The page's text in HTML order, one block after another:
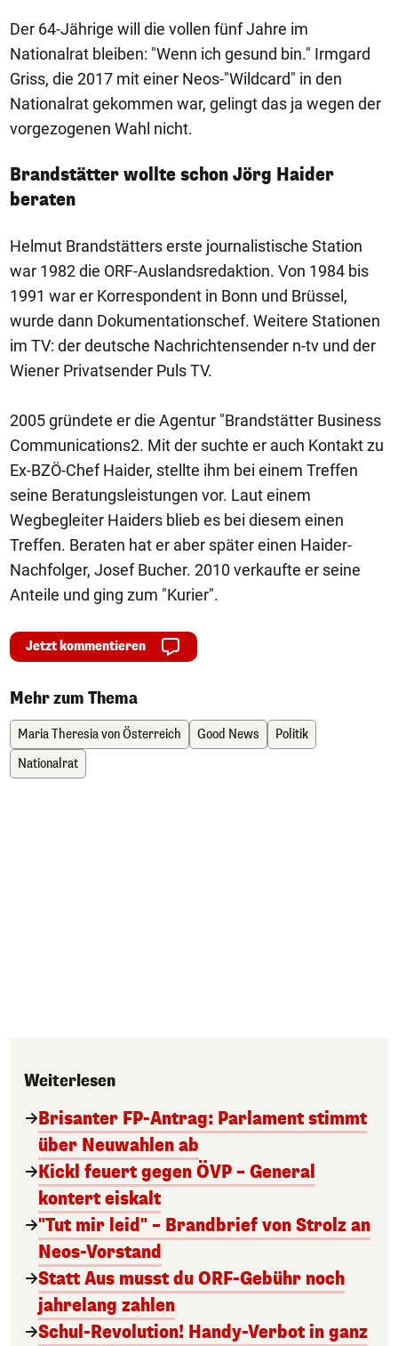
Der 64-Jährige will die vollen fünf Jahre im
Nationalrat bleiben: "Wenn ich gesund bin." Irmgard
Griss, die 2017 mit einer Neos-"Wildcard" in den
Nationalrat gekommen war, gelingt das ja wegen der
vorgezogenen Wahl nicht.
Brandstätter wollte schon Jörg Haider
beraten
Helmut Brandstätters erste journalistische Station
war 1982 die ORF-Auslandsredaktion. Von 1984 bis
1991 war er Korrespondent in Bonn und Brüssel,
wurde dann Dokumentationschef. Weitere Stationen
im TV: der deutsche Nachrichtensender n-tv und der
Wiener Privatsender Puls TV.
2005 gründete er die Agentur "Brandstätter Business
Communications2. Mit der suchte er auch Kontakt zu
Ex-BZÖ-Chef Haider, stellte ihm bei einem Treffen
seine Beratungsleistungen vor. Laut einem
Wegbegleiter Haiders blieb es bei diesem einen
Treffen. Beraten hat er aber später einen Haider-
Nachfolger, Josef Bucher. 2010 verkaufte er seine
Anteile und ging zum "Kurier".
Jetzt kommentieren
Mehr zum Thema
Maria Theresia von Österreich Good News
Politik
Nationalrat
Weiterlesen
Brisanter FP-Antrag: Parlament stimmt
über Neuwahlen ab
Kickl feuert gegen ÖVP – General
kontert eiskalt
"Tut mir leid" – Brandbrief von Strolz an
Neos-Vorstand
Statt Aus musst du ORF-Gebühr noch
jahrelang zahlen
Schul-Revolution! Handy-Verbot in ganz